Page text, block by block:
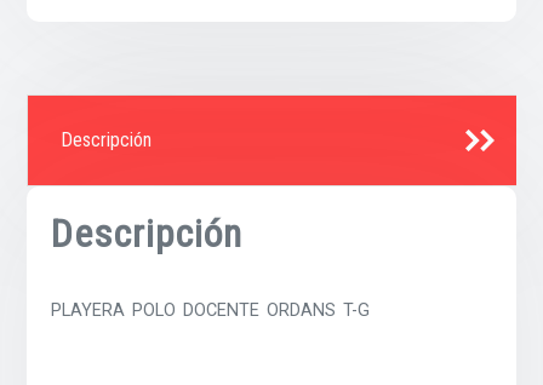
Descripción
Descripción
PLAYERA POLO DOCENTE ORDANS T-G